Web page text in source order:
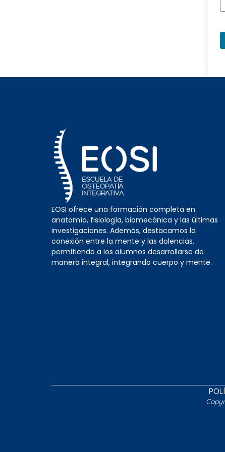
EOSI ofrece una formación completa en
anatomía, fisiología, biomecánica y las últimas
investigaciones. Además, destacamos la
conexión entre la mente y las dolencias,
permitiendo a los alumnos desarrollarse de
manera integral, integrando cuerpo y mente.